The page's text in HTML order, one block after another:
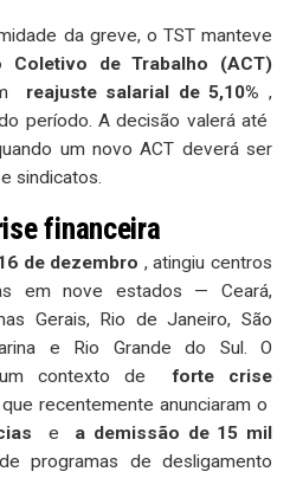
da greve, o TST manteve
Coletivo de Trabalho (ACT)
reajuste salarial de 5,10% ,
período. A decisão valerá até
um novo ACT deverá ser
sindicatos.
financeira
de dezembro , atingiu centros
em nove estados — Ceará,
Gerais, Rio de Janeiro, São
e Rio Grande do Sul. O
um contexto deforte crise
recentemente anunciaram o
e a demissão de 15 mil
programas de desligamento